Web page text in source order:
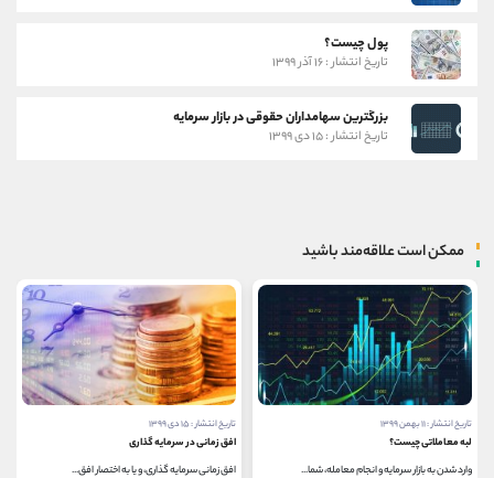
پول چیست؟
تاریخ انتشار : ۱۶ آذر ۱۳۹۹
بزرگترین سهامداران حقوقی در بازار سرمایه
تاریخ انتشار : ۱۵ دی ۱۳۹۹
ممکن است علاقه‌مند باشید
تاریخ انتشار : ۱۱ بهمن ۱۳۹۹
لبه معاملاتی چیست؟
وارد شدن به بازار سرمایه و انجام معامله، شما...
تاریخ انتشار : ۱۵ دی ۱۳۹۹
افق زمانی در سرمایه گذاری
افق زمانی سرمایه‌ گذاری، و یا به اختصار افق...